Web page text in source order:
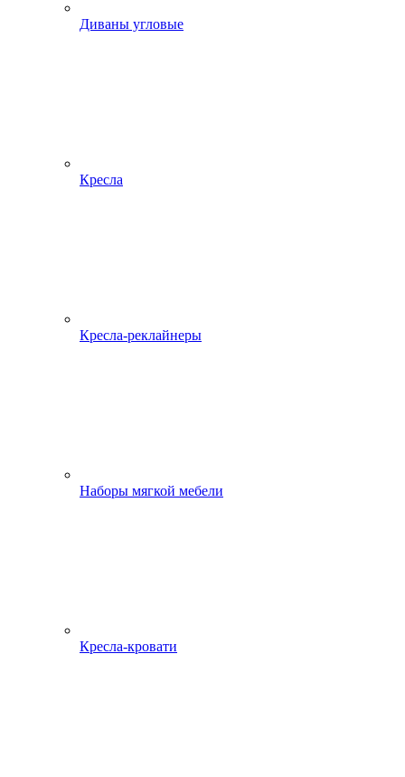
Диваны угловые
Кресла
Кресла-реклайнеры
Наборы мягкой мебели
Кресла-кровати